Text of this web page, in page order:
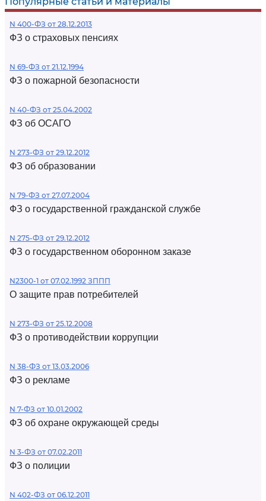
N 400-ФЗ от 28.12.2013
ФЗ о страховых пенсиях
N 69-ФЗ от 21.12.1994
ФЗ о пожарной безопасности
N 40-ФЗ от 25.04.2002
ФЗ об ОСАГО
N 273-ФЗ от 29.12.2012
ФЗ об образовании
N 79-ФЗ от 27.07.2004
ФЗ о государственной гражданской службе
N 275-ФЗ от 29.12.2012
ФЗ о государственном оборонном заказе
N2300-1 от 07.02.1992 ЗППП
О защите прав потребителей
N 273-ФЗ от 25.12.2008
ФЗ о противодействии коррупции
N 38-ФЗ от 13.03.2006
ФЗ о рекламе
N 7-ФЗ от 10.01.2002
ФЗ об охране окружающей среды
N 3-ФЗ от 07.02.2011
ФЗ о полиции
N 402-ФЗ от 06.12.2011